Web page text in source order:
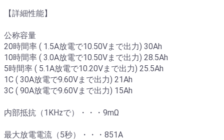
【詳細性能】
公称容量
20時間率 ( 1.5A放電で10.50Vまで出力) 30Ah
10時間率 ( 3.0A放電で10.50Vまで出力) 28.5Ah
5時間率 ( 5.1A放電で10.20Vまで出力) 25.5Ah
1C ( 30A放電で9.60Vまで出力) 21Ah
3C ( 90A放電で9.60Vまで出力) 15Ah
内部抵抗（1KHzで）・・・9mΩ
最大放電電流（5秒）・・・851A